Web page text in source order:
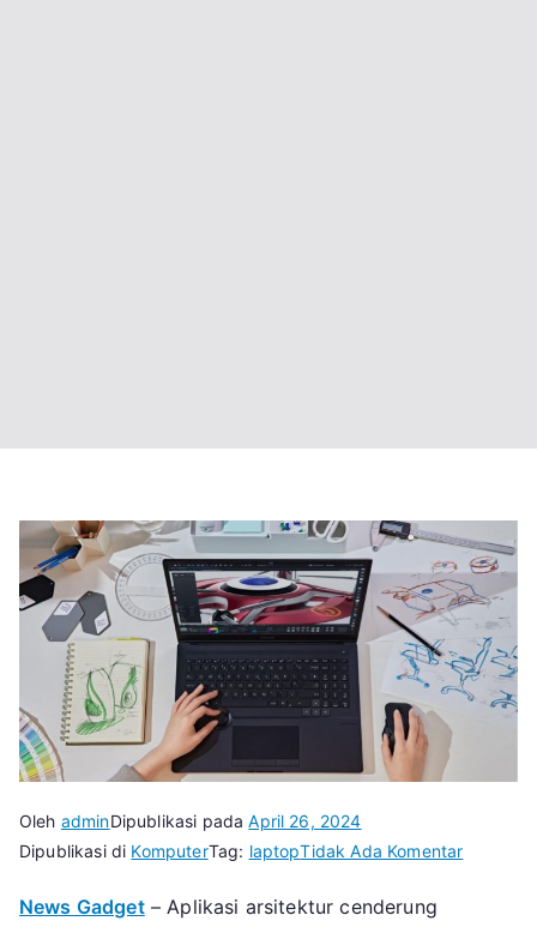
Oleh adminDipublikasi padaApril 26, 2024
Dipublikasi di KomputerTag: laptopTidak Ada Komentarpada
News Gadget– Aplikasi arsitektur cenderung